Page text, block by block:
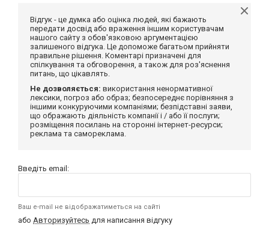
Відгук - це думка або оцінка людей, які бажають
передати досвід або враження іншим користувачам
нашого сайту з обов'язковою аргументацією
залишеного відгука. Це допоможе багатьом прийняти
правильне рішення. Коментарі призначені для
спілкування та обговорення, а також для роз'яснення
питань, що цікавлять.
Не дозволяється: використання ненормативної
лексики, погроз або образ; безпосереднє порівняння з
іншими конкуруючими компаніями; безпідставні заяви,
що ображають діяльність компанії і / або її послуги;
розміщення посилань на сторонні інтернет-ресурси;
реклама та самореклама.
Введіть email:
Ваш e-mail не відображатиметься на сайті
або Авторизуйтесь для написання відгуку